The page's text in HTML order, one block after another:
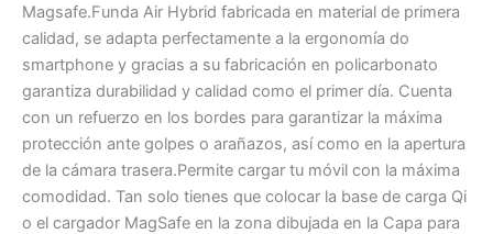
Magsafe.Funda Air Hybrid fabricada en material de primera
calidad, se adapta perfectamente a la ergonomía do
smartphone y gracias a su fabricación en policarbonato
garantiza durabilidad y calidad como el primer día. Cuenta
con un refuerzo en los bordes para garantizar la máxima
protección ante golpes o arañazos, así como en la apertura
de la cámara trasera.Permite cargar tu móvil con la máxima
comodidad. Tan solo tienes que colocar la base de carga Qi
o el cargador MagSafe en la zona dibujada en la Capa para